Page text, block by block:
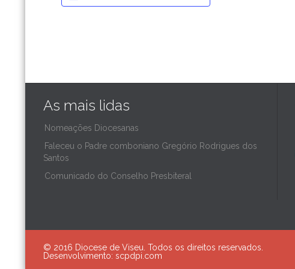
As mais lidas
Nomeações Diocesanas
Faleceu o Padre comboniano Gregório Rodrigues dos
Santos
Comunicado do Conselho Presbiteral
© 2016 Diocese de Viseu. Todos os direitos reservados.
Desenvolvimento: scpdpi.com